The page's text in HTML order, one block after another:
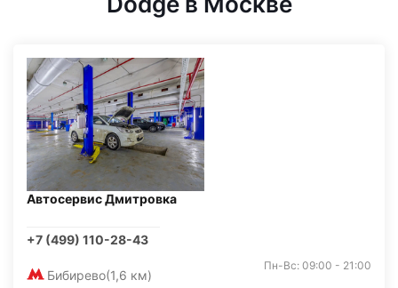
Автосервис Дмитровка
+7 (499) 110-28-43
Бибирево(1,6 км)
Пн-Вс: 09:00 - 21:00